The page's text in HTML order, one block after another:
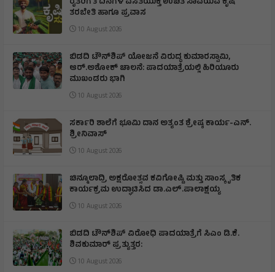
ತರಬೇತಿ ಹಾಗೂ ಪ್ರವಾಸ
10 August 2026
ಬಿಡದಿ ಟೌನ್‌ಶಿಪ್‌ ಯೋಜನೆ ವಿರುದ್ಧ ಕುಮಾರಸ್ವಾಮಿ,
ಆರ್.ಅಶೋಕ್ ಚಾಲನೆ: ಪಾದಯಾತ್ರೆಯಲ್ಲಿ ಹಿರಿಯೂರು
ಮುಖಂಡರು ಭಾಗಿ
10 August 2026
ಸರ್ಕಾರಿ ಶಾಲೆಗೆ ಭೂಮಿ ದಾನ ಅತ್ಯಂತ ಶ್ರೇಷ್ಠ ಕಾರ್ಯ-ಎನ್.
ಶ್ರೀನಿವಾಸ್
10 August 2026
ಚಿನ್ಮೂಲಾದ್ರಿ ಅಕ್ಷರೋತ್ಸವ ಕವಿಗೋಷ್ಟಿ ಮತ್ತು ಸಾಂಸ್ಕೃತಿಕ
ಕಾರ್ಯಕ್ರಮ ಉದ್ಘಾಟಿಸಿದ ಡಾ.ಎಲ್.ಪಾಲಾಕ್ಷಯ್ಯ
10 August 2026
ಬಿಡದಿ ಟೌನ್‌ಶಿಪ್ ವಿರೋಧಿ ಪಾದಯಾತ್ರೆಗೆ ಸಿಎಂ ಡಿ.ಕೆ.
ಶಿವಕುಮಾರ್ ಪ್ರತ್ಯುತ್ತರ:
10 August 2026